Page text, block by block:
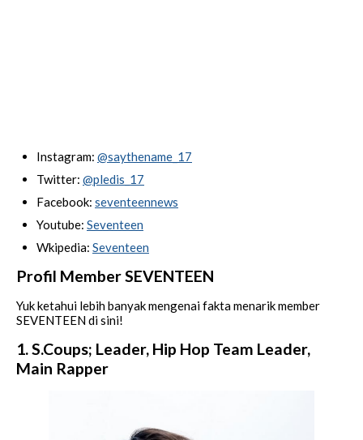
Instagram: @saythename_17
Twitter: @pledis_17
Facebook: seventeennews
Youtube: Seventeen
Wkipedia: Seventeen
Profil Member SEVENTEEN
Yuk ketahui lebih banyak mengenai fakta menarik member
SEVENTEEN di sini!
1. S.Coups; Leader, Hip Hop Team Leader,
Main Rapper